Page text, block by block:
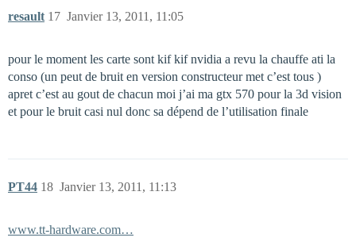
resault Janvier 13, 2011, 11:05
17
pour le moment les carte sont kif kif nvidia a revu la chauffe ati la
conso (un peut de bruit en version constructeur met c’est tous )
apret c’est au gout de chacun moi j’ai ma gtx 570 pour la 3d vision
et pour le bruit casi nul donc sa dépend de l’utilisation finale
PT44 Janvier 13, 2011, 11:13
18
www.tt-hardware.com…